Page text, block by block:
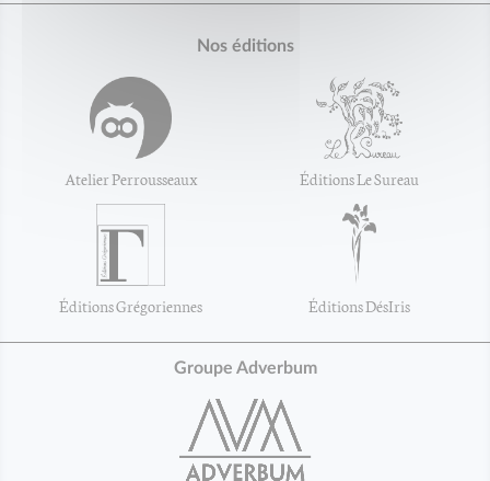
Nos éditions
Atelier Perrousseaux Éditions Le Sureau
Éditions Grégoriennes Éditions DésIris
Groupe Adverbum